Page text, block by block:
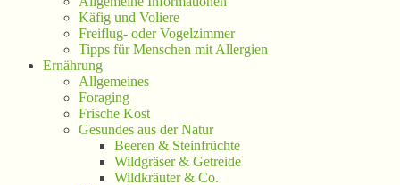
Käfig und Voliere
Freiflug- oder Vogelzimmer
Tipps für Menschen mit Allergien
Ernährung
Allgemeines
Foraging
Frische Kost
Gesundes aus der Natur
Beeren & Steinfrüchte
Wildgräser & Getreide
Wildkräuter & Co.